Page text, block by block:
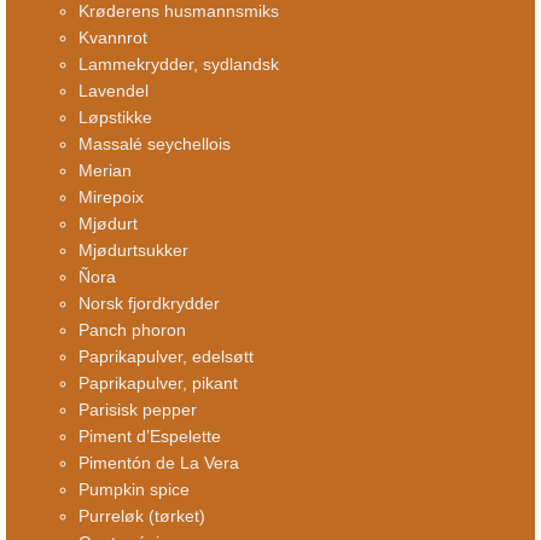
Krøderens husmannsmiks
Kvannrot
Lammekrydder, sydlandsk
Lavendel
Løpstikke
Massalé seychellois
Merian
Mirepoix
Mjødurt
Mjødurtsukker
Ñora
Norsk fjordkrydder
Panch phoron
Paprikapulver, edelsøtt
Paprikapulver, pikant
Parisisk pepper
Piment d’Espelette
Pimentón de La Vera
Pumpkin spice
Purreløk (tørket)